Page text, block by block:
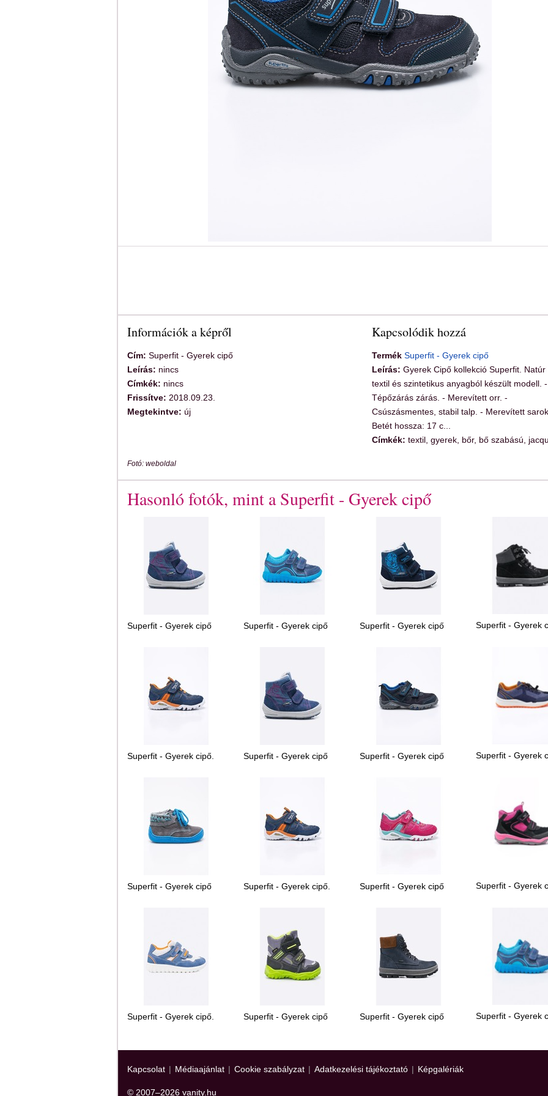
Információk a képről
Cím: Superfit - Gyerek cipő
Leírás: nincs
Címkék: nincs
Frissítve: 2018.09.23.
Megtekintve: új
Kapcsolódik hozzá
Termék Superfit - Gyerek cipő
Leírás: Gyerek Cipő kollekció Superfit. Natúr
textil és szintetikus anyagból készült modell. -
Tépőzárás zárás. - Merevített orr. -
Csúszásmentes, stabil talp. - Merevített
Betét hossza: 17 c...
Címkék: textil, gyerek, bőr, bő szabású,
Fotó: weboldal
Hasonló fotók, mint a Superfit - Gyerek cipő
Superfit - Gyerek cipő Superfit - Gyerek cipő Superfit - Gyerek cipő Superfit - Gyerek
Superfit - Gyerek cipő. Superfit - Gyerek cipő Superfit - Gyerek cipő Superfit - Gyerek
Superfit - Gyerek cipő Superfit - Gyerek cipő. Superfit - Gyerek cipő Superfit - Gyerek
Superfit - Gyerek cipő. Superfit - Gyerek cipő Superfit - Gyerek cipő Superfit - Gyerek
Kapcsolat | Médiaajánlat | Cookie szabályzat | Adatkezelési tájékoztató | Képgalériák
© 2007–2026 vanity.hu